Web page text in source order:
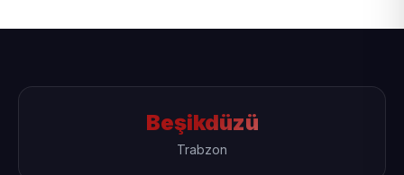
Beşikdüzü
Trabzon